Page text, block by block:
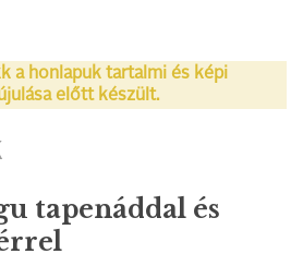
a honlapuk tartalmi és képi
előtt készült.
tapenáddal és